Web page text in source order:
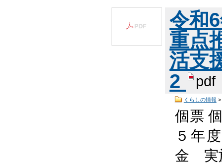
令和
重点
活支
2
pdf
くらしの情報 >
個票
５年
金 実